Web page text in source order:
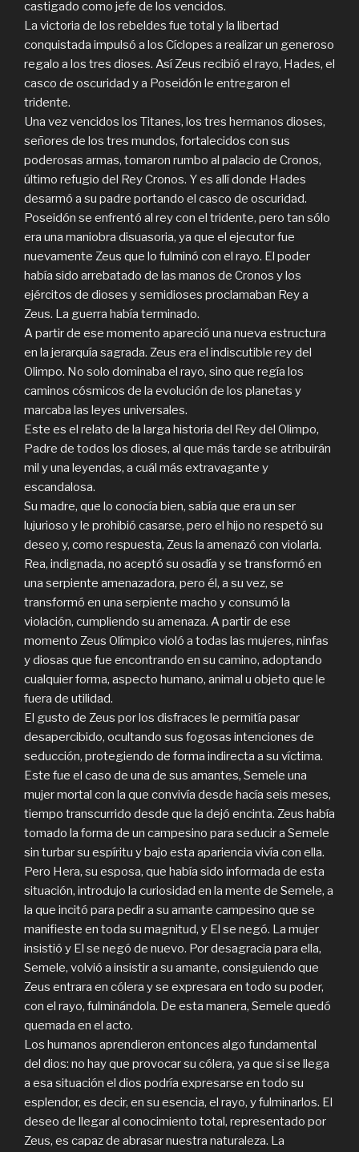
castigado como jefe de los vencidos.
La victoria de los rebeldes fue total y la libertad
conquistada impulsó a los Cíclopes a realizar un generoso
regalo a los tres dioses. Así Zeus recibió el rayo, Hades, el
casco de oscuridad y a Poseidón le entregaron el
tridente.
Una vez vencidos los Titanes, los tres hermanos dioses,
señores de los tres mundos, fortalecidos con sus
poderosas armas, tomaron rumbo al palacio de Cronos,
último refugio del Rey Cronos. Y es allí donde Hades
desarmó a su padre portando el casco de oscuridad.
Poseidón se enfrentó al rey con el tridente, pero tan sólo
era una maniobra disuasoria, ya que el ejecutor fue
nuevamente Zeus que lo fulminó con el rayo. El poder
había sido arrebatado de las manos de Cronos y los
ejércitos de dioses y semidioses proclamaban Rey a
Zeus. La guerra había terminado.
A partir de ese momento apareció una nueva estructura
en la jerarquía sagrada. Zeus era el indiscutible rey del
Olimpo. No solo dominaba el rayo, sino que regía los
caminos cósmicos de la evolución de los planetas y
marcaba las leyes universales.
Este es el relato de la larga historia del Rey del Olimpo,
Padre de todos los dioses, al que más tarde se atribuirán
mil y una leyendas, a cuál más extravagante y
escandalosa.
Su madre, que lo conocía bien, sabía que era un ser
lujurioso y le prohibió casarse, pero el hijo no respetó su
deseo y, como respuesta, Zeus la amenazó con violarla.
Rea, indignada, no aceptó su osadía y se transformó en
una serpiente amenazadora, pero él, a su vez, se
transformó en una serpiente macho y consumó la
violación, cumpliendo su amenaza. A partir de ese
momento Zeus Olímpico violó a todas las mujeres, ninfas
y diosas que fue encontrando en su camino, adoptando
cualquier forma, aspecto humano, animal u objeto que le
fuera de utilidad.
El gusto de Zeus por los disfraces le permitía pasar
desapercibido, ocultando sus fogosas intenciones de
seducción, protegiendo de forma indirecta a su víctima.
Este fue el caso de una de sus amantes, Semele una
mujer mortal con la que convivía desde hacía seis meses,
tiempo transcurrido desde que la dejó encinta. Zeus había
tomado la forma de un campesino para seducir a Semele
sin turbar su espíritu y bajo esta apariencia vivía con ella.
Pero Hera, su esposa, que había sido informada de esta
situación, introdujo la curiosidad en la mente de Semele, a
la que incitó para pedir a su amante campesino que se
manifieste en toda su magnitud, y El se negó. La mujer
insistió y El se negó de nuevo. Por desagracia para ella,
Semele, volvió a insistir a su amante, consiguiendo que
Zeus entrara en cólera y se expresara en todo su poder,
con el rayo, fulminándola. De esta manera, Semele quedó
quemada en el acto.
Los humanos aprendieron entonces algo fundamental
del dios: no hay que provocar su cólera, ya que si se llega
a esa situación el dios podría expresarse en todo su
esplendor, es decir, en su esencia, el rayo, y fulminarlos. El
deseo de llegar al conocimiento total, representado por
Zeus, es capaz de abrasar nuestra naturaleza. La